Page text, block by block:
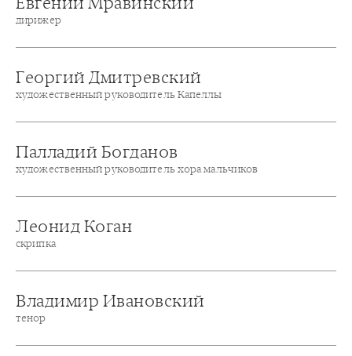
дирижер
Георгий Дмитревский
художественный руководитель Капеллы
Палладий Богданов
художественный руководитель хора мальчиков
Леонид Коган
скрипка
Владимир Ивановский
тенор